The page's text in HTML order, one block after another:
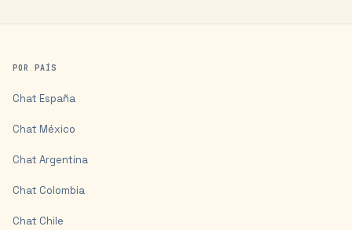
POR PAÍS
Chat España
Chat México
Chat Argentina
Chat Colombia
Chat Chile